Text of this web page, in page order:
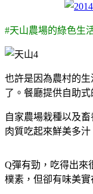
#天山農場的綠色生
也許是因為農村的
了。餐廳提供自助
自家農場栽種以及
肉質吃起來鮮美多
Q彈有勁，吃得出來
樸素，但卻有味美實